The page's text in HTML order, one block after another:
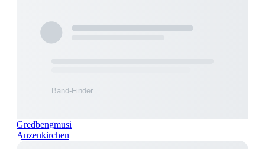
Gredbengmusi
Anzenkirchen